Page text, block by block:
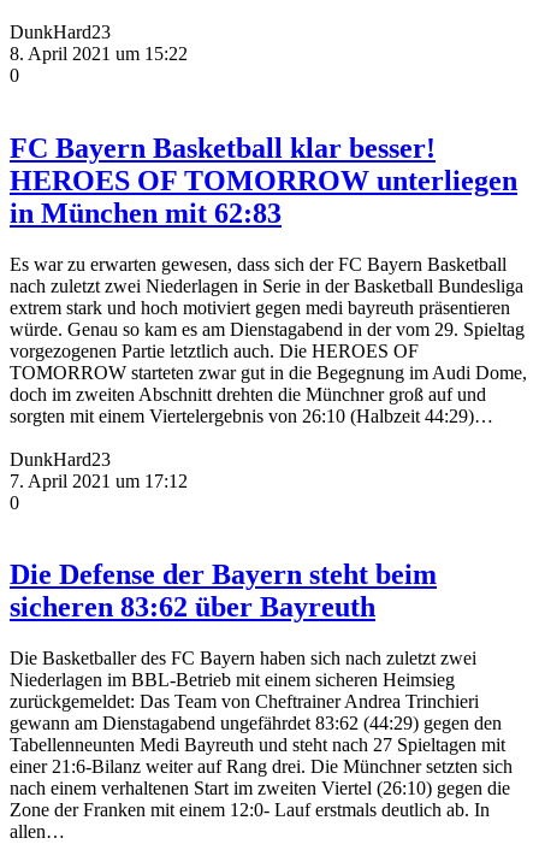
DunkHard23
8. April 2021 um 15:22
0
FC Bayern Basketball klar besser!
HEROES OF TOMORROW unterliegen
in München mit 62:83
Es war zu erwarten gewesen, dass sich der FC Bayern Basketball
nach zuletzt zwei Niederlagen in Serie in der Basketball Bundesliga
extrem stark und hoch motiviert gegen medi bayreuth präsentieren
würde. Genau so kam es am Dienstagabend in der vom 29. Spieltag
vorgezogenen Partie letztlich auch. Die HEROES OF
TOMORROW starteten zwar gut in die Begegnung im Audi Dome,
doch im zweiten Abschnitt drehten die Münchner groß auf und
sorgten mit einem Viertelergebnis von 26:10 (Halbzeit 44:29)…
DunkHard23
7. April 2021 um 17:12
0
Die Defense der Bayern steht beim
sicheren 83:62 über Bayreuth
Die Basketballer des FC Bayern haben sich nach zuletzt zwei
Niederlagen im BBL-Betrieb mit einem sicheren Heimsieg
zurückgemeldet: Das Team von Cheftrainer Andrea Trinchieri
gewann am Dienstagabend ungefährdet 83:62 (44:29) gegen den
Tabellenneunten Medi Bayreuth und steht nach 27 Spieltagen mit
einer 21:6-Bilanz weiter auf Rang drei. Die Münchner setzten sich
nach einem verhaltenen Start im zweiten Viertel (26:10) gegen die
Zone der Franken mit einem 12:0- Lauf erstmals deutlich ab. In
allen…